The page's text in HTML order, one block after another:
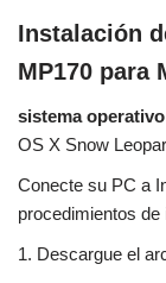
Instalación
MP170 para
sistema
OS X Snow
Conecte su PC a
procedimientos de
1. Descargue el